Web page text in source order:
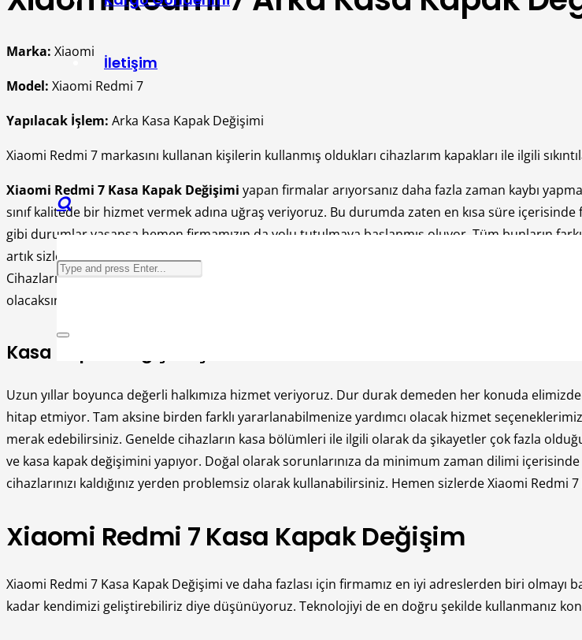
İletişim
Marka: Xiaomi
Model: Xiaomi Redmi 7
Yapılacak İşlem: Arka Kasa Kapak Değişimi
Xiaomi Redmi 7 markasını kullanan kişilerin kullanmış oldukları cihazlarım kapakları ile ilgili
Xiaomi Redmi 7 Kasa Kapak Değişimi yapan firmalar arıyorsanız daha fazla zaman kaybı
sınıf kalitede bir hizmet vermek adına uğraş veriyoruz. Bu durumda zaten en kısa süre
gibi durumlar yaşansa hemen firmamızın da yolu tutulmaya başlanmış oluyor. Tüm bunların
artık sizlerde kusursuz şekilde bıir hizmet almaya devam edersiniz. Firmamız sizlere elinden
Cihazların kasa kapak değişimlerini de yaparken dikkati kesinlikle elden bırakmıyor. Bu sayede
olacaksınız. Kasa kapak kısımlarında zaman geçtik sıra kullanıma bağlı olarak birtakım arızalar
Kasa Kapak Değişim İşlemlerinden Yararlan
Uzun yıllar boyunca değerli halkımıza hizmet veriyoruz. Dur durak demeden her konuda
hitap etmiyor. Tam aksine birden farklı yararlanabilmenize yardımcı olacak hizmet
merak edebilirsiniz. Genelde cihazların kasa bölümleri ile ilgili olarak da şikayetler çok fazla
ve kasa kapak değişimini yapıyor. Doğal olarak sorunlarınıza da minimum zaman dilimi
cihazlarınızı kaldığınız yerden problemsiz olarak kullanabilirsiniz. Hemen sizlerde Xiaomi
Xiaomi Redmi 7 Kasa Kapak Değişim
Xiaomi Redmi 7 Kasa Kapak Değişimi ve daha fazlası için firmamız en iyi adreslerden biri
kadar kendimizi geliştirebiliriz diye düşünüyoruz. Teknolojiyi de en doğru şekilde kullanmanız